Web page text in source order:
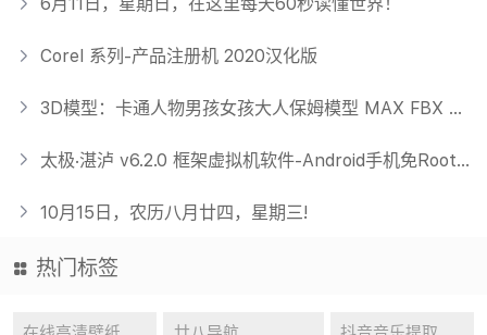
6月11日，星期日，在这里每天60秒读懂世界！
Corel 系列-产品注册机 2020汉化版
3D模型：卡通人物男孩女孩大人保姆模型 MAX FBX OBJ 格式
太极·湛泸 v6.2.0 框架虚拟机软件-Android手机免Root使用Xposed
10月15日，农历八月廿四，星期三!
热门标签